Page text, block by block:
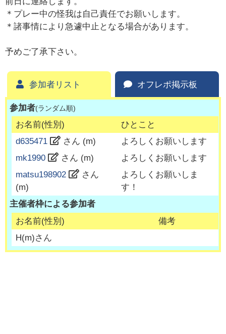
＊プレー中の怪我は自己責任でお願いします。
＊諸事情により急遽中止となる場合があります。
予めご了承下さい。
参加者リスト オフレポ掲示板
参加者(ランダム順)
お名前(性別)
ひとこと
d635471
さん (m)
よろしくお願いします
mk1990
さん (m)
よろしくお願いします
matsu198902
さん
(m)
よろしくお願いしま
す！
主催者枠による参加者
お名前(性別)
備考
H(m)さん